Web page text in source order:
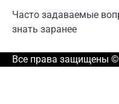
Часто задаваемые
знать заранее
Все права защищены